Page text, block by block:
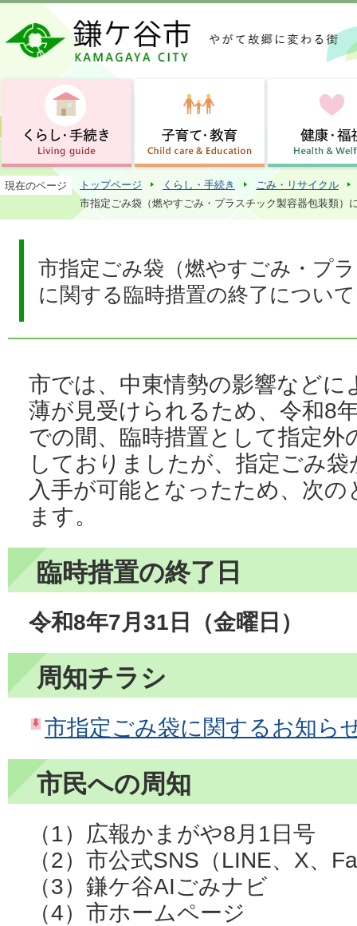
この
現在のページ トップページ くらし・手続き
ごみ・リサイクル
市指定ごみ袋（燃やすごみ・プラスチック製容器包装類）
市指定ごみ袋（燃やすごみ・プ
に関する臨時措置の終了について
市では、中東情勢の影響などに
薄が見受けられるため、令和8
での間、臨時措置として指定外
しておりましたが、指定ごみ
入手が可能となったため、次の
ます。
臨時措置の終了日
令和8年7月31日（金曜日）
周知チラシ
市指定ごみ袋に関するお知ら
市民への周知
（1）広報かまがや8月1日号
（2）市公式SNS（LINE、X、
（3）鎌ケ谷AIごみナビ
（4）市ホームページ